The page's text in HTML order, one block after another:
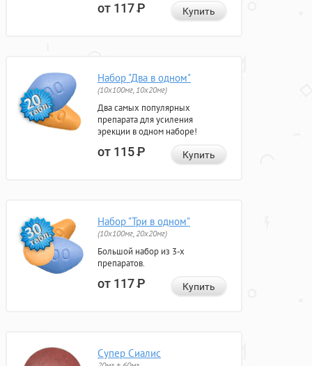
от 117Р Купить
Набор "Два в одном"
(10x100мг, 10x20мг)
Два самых популярных
препарата для усиления
эрекции в одном наборе!
от 115Р Купить
Набор "Три в одном"
(10x100мг, 20x20мг)
Большой набор из 3-х
препаратов.
от 117Р Купить
Супер Сиалис